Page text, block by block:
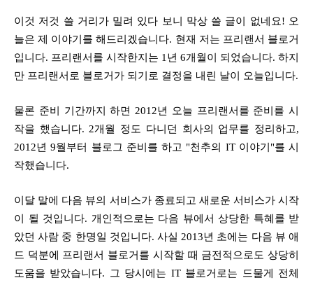
이것 저것 쓸 거리가 밀려 있다 보니 막상 쓸 글이 없네요! 오
늘은 제 이야기를 해드리겠습니다. 현재 저는 프리랜서 블로거
입니다. 프리랜서를 시작한지는 1년 6개월이 되었습니다. 하지
만 프리랜서로 블로거가 되기로 결정을 내린 날이 오늘입니다.
물론 준비 기간까지 하면 2012년 오늘 프리랜서를 준비를 시
작을 했습니다. 2개월 정도 다니던 회사의 업무를 정리하고,
2012년 9월부터 블로그 준비를 하고 "천추의 IT 이야기"를 시
작했습니다.
이달 말에 다음 뷰의 서비스가 종료되고 새로운 서비스가 시작
이 될 것입니다. 개인적으로는 다음 뷰에서 상당한 특혜를 받
았던 사람 중 한명일 것입니다. 사실 2013년 초에는 다음 뷰 애
드 덕분에 프리랜서 블로거를 시작할 때 금전적으로도 상당히
도움을 받았습니다. 그 당시에는 IT 블로거로는 드물게 전체